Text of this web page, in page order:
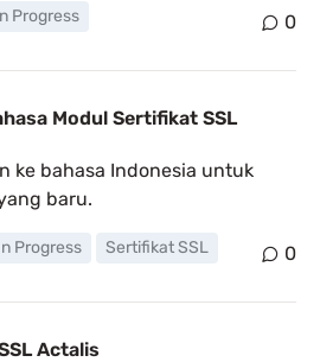
Progress 0
Modul Sertifikat SSL
ke bahasa Indonesia untuk
baru.
Progress Sertifikat SSL 0
Actalis